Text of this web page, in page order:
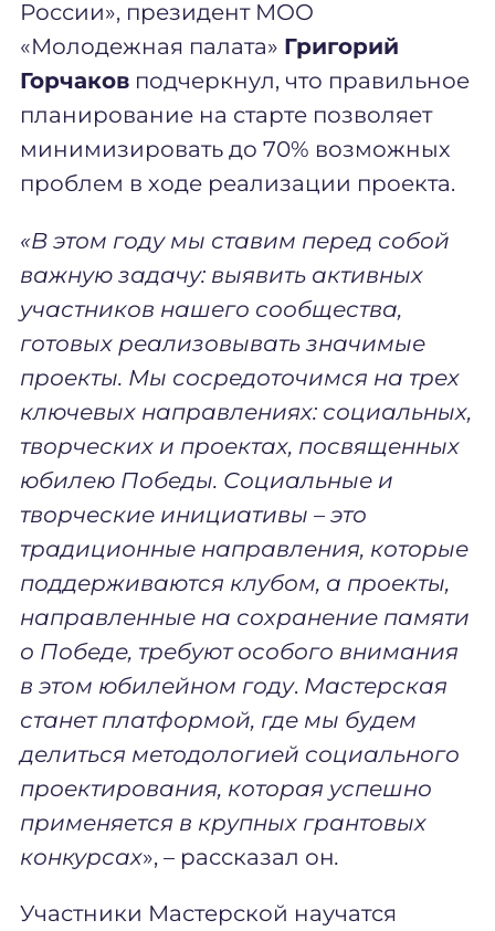
России», президент МОО
«Молодежная палата» Григорий
Горчаков подчеркнул, что правильное
планирование на старте позволяет
минимизировать до 70% возможных
проблем в ходе реализации проекта.
«В этом году мы ставим перед собой
важную задачу: выявить активных
участников нашего сообщества,
готовых реализовывать значимые
проекты. Мы сосредоточимся на трех
ключевых направлениях: социальных,
творческих и проектах, посвященных
юбилею Победы. Социальные и
творческие инициативы – это
традиционные направления, которые
поддерживаются клубом, а проекты,
направленные на сохранение памяти
о Победе, требуют особого внимания
в этом юбилейном году. Мастерская
станет платформой, где мы будем
делиться методологией социального
проектирования, которая успешно
применяется в крупных грантовых
конкурсах», – рассказал он.
Участники Мастерской научатся